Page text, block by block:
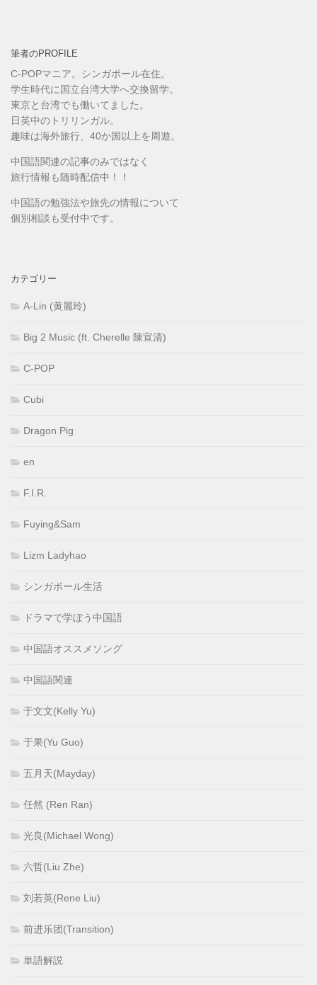
筆者のPROFILE
C-POPマニア。シンガポール在住。
学生時代に国立台湾大学へ交換留学。
東京と台湾でも働いてました。
日英中のトリリンガル。
趣味は海外旅行、40か国以上を周遊。
中国語関連の記事のみではなく
旅行情報も随時配信中！！
中国語の勉強法や旅先の情報について
個別相談も受付中です。
カテゴリー
A-Lin (黄麗玲)
Big 2 Music (ft. Cherelle 陳宣清)
C-POP
Cubi
Dragon Pig
en
F.I.R.
Fuying&Sam
Lizm Ladyhao
シンガポール生活
ドラマで学ぼう中国語
中国語オススメソング
中国語関連
于文文(Kelly Yu)
于果(Yu Guo)
五月天(Mayday)
任然 (Ren Ran)
光良(Michael Wong)
六哲(Liu Zhe)
刘若英(Rene Liu)
前进乐团(Transition)
単語解説